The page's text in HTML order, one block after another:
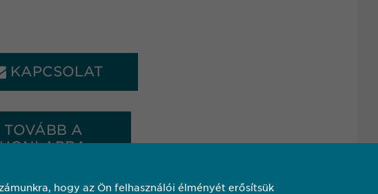
KAPCSOLAT
TOVÁBB A
HONLAPRA
hogy az Ön felhasználói élményét erősítsük